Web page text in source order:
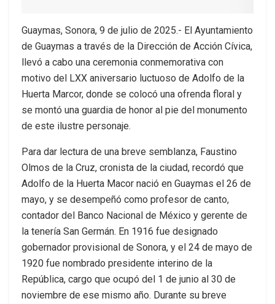
Guaymas, Sonora, 9 de julio de 2025.- El Ayuntamiento
de Guaymas a través de la Dirección de Acción Cívica,
llevó a cabo una ceremonia conmemorativa con
motivo del LXX aniversario luctuoso de Adolfo de la
Huerta Marcor, donde se colocó una ofrenda floral y
se montó una guardia de honor al pie del monumento
de este ilustre personaje.
Para dar lectura de una breve semblanza, Faustino
Olmos de la Cruz, cronista de la ciudad, recordó que
Adolfo de la Huerta Macor nació en Guaymas el 26 de
mayo, y se desempeñó como profesor de canto,
contador del Banco Nacional de México y gerente de
la tenería San Germán. En 1916 fue designado
gobernador provisional de Sonora, y el 24 de mayo de
1920 fue nombrado presidente interino de la
República, cargo que ocupó del 1 de junio al 30 de
noviembre de ese mismo año. Durante su breve